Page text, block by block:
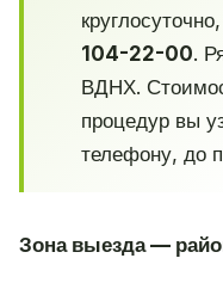
104-22-00.
ВДНХ.
процедур вы
телефону, до
Зона выезда —